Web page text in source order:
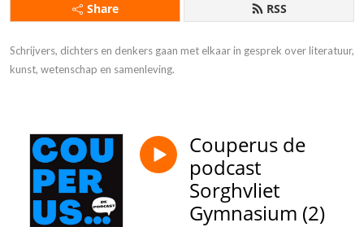
Share RSS
Schrijvers, dichters en denkers gaan met elkaar in gesprek over literatuur,
kunst, wetenschap en samenleving.
Couperus de
podcast
Sorghvliet
Gymnasium (2)